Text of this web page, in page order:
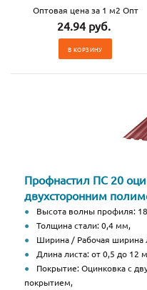
Оптовая цена за 1 м2 Опт
24.94 руб.
В КОРЗИНУ
Профнастил ПС 20
двухсторонним
Высота волны профиля:
Толщина стали: 0,4 мм,
Ширина / Рабочая
Длина листа: от 0,5 до 12
Покрытие: Оцинковка с
покрытием,